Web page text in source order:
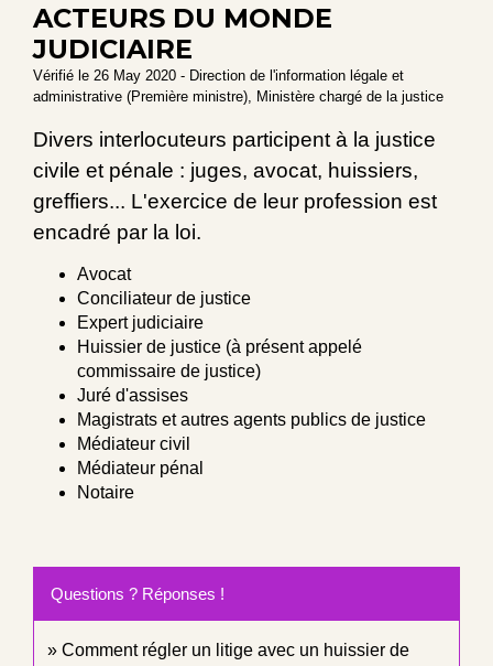
ACTEURS DU MONDE
JUDICIAIRE
Vérifié le 26 May 2020 - Direction de l'information légale et
administrative (Première ministre), Ministère chargé de la justice
Divers interlocuteurs participent à la justice
civile et pénale : juges, avocat, huissiers,
greffiers... L'exercice de leur profession est
encadré par la loi.
Avocat
Conciliateur de justice
Expert judiciaire
Huissier de justice (à présent appelé
commissaire de justice)
Juré d'assises
Magistrats et autres agents publics de justice
Médiateur civil
Médiateur pénal
Notaire
Questions ? Réponses !
Comment régler un litige avec un huissier de